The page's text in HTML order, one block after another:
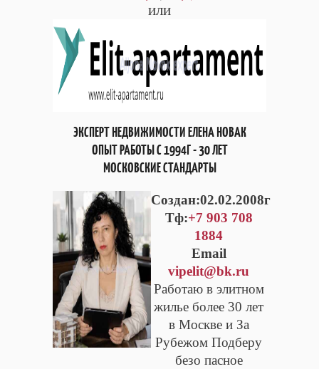
или
ЭКСПЕРТ НЕДВИЖИМОСТИ ЕЛЕНА НОВАК
ОПЫТ РАБОТЫ С 1994Г - 30 ЛЕТ
МОСКОВСКИЕ СТАНДАРТЫ
Cоздан:02.02.2008г
Тф:+7 903 708
1884
Email
vipelit@bk.ru
Работаю в элитном
жилье более 30 лет
в Москве и За
Рубежом Подберу
безо пасное